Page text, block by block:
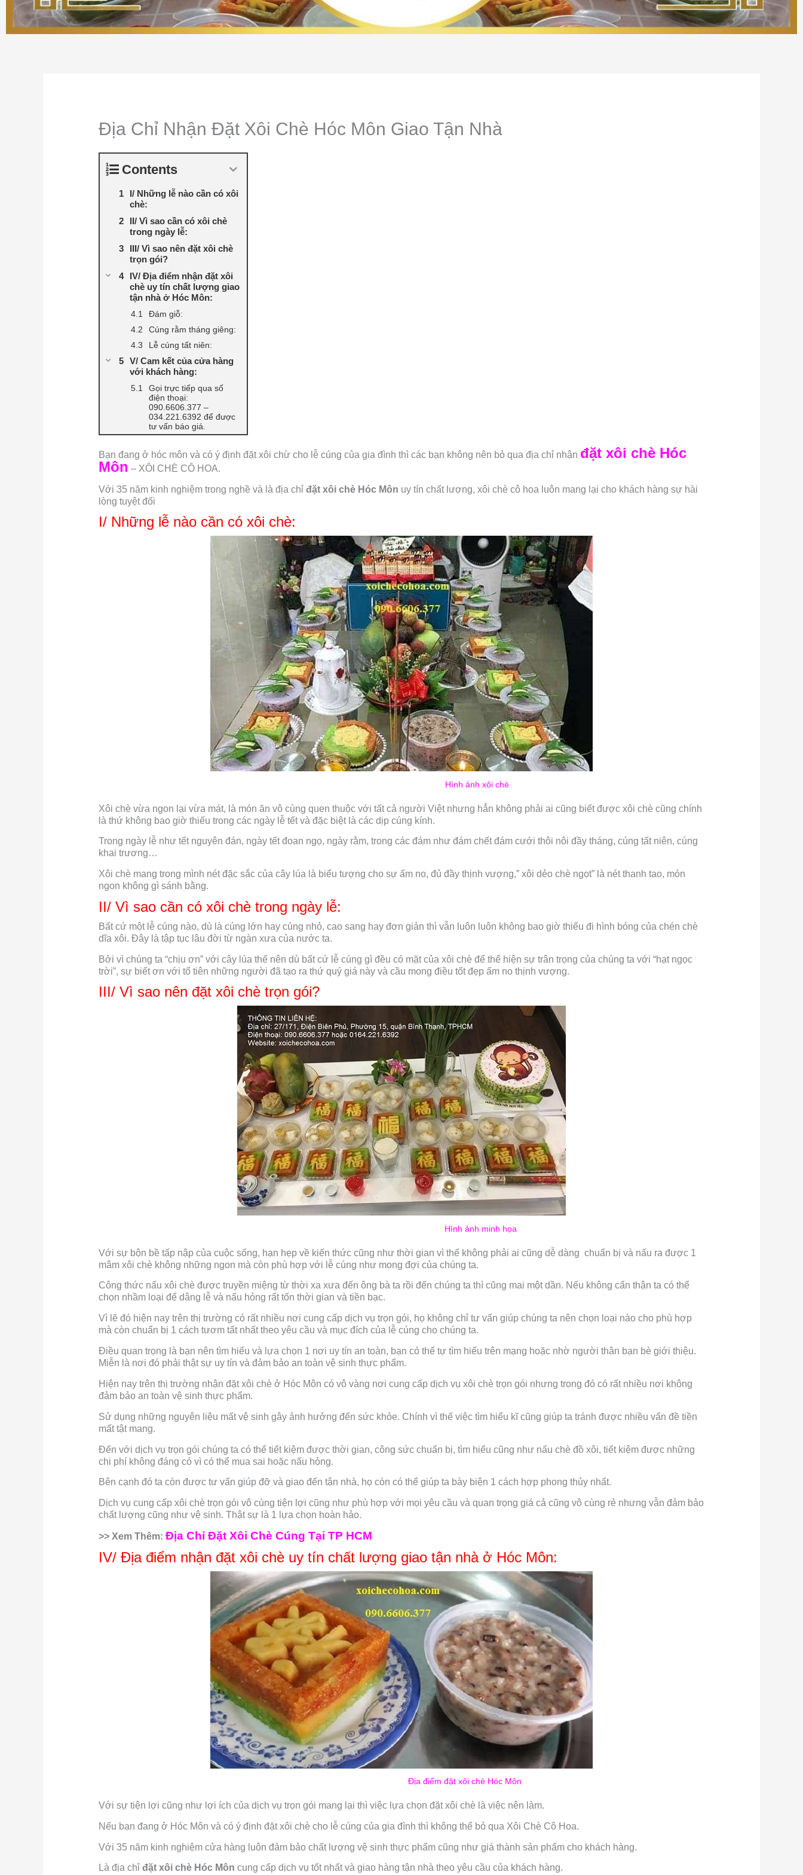
Địa Chỉ Nhận Đặt Xôi Chè Hóc Môn Giao Tận Nhà
Contents
I/ Những lễ nào cần có xôi
chè:
II/ Vì sao cần có xôi chè
trong ngày lễ:
III/ Vì sao nên đặt xôi chè
trọn gói?
IV/ Địa điểm nhận đặt xôi
chè uy tín chất lượng giao
tận nhà ở Hóc Môn:
Đám giỗ:
Cúng rằm tháng giêng:
Lễ cúng tất niên:
V/ Cam kết của cửa hàng
với khách hàng:
Gọi trực tiếp qua số
điện thoại:
090.6606.377 –
034.221.6392 để được
tư vấn báo giá.
Bạn đang ở hóc môn và có ý định đặt xôi chừ cho lễ cúng của gia đình thì các bạn không nên bỏ qua địa chỉ nhận đặt xôi chè Hóc
Môn – XÔI CHÈ CÔ HOA.
Với 35 năm kinh nghiệm trong nghề và là địa chỉđặt xôi chè Hóc Môn uy tín chất lượng, xôi chè cô hoa luôn mang lại cho khách hàng sự hài
lòng tuyệt đối
I/ Những lễ nào cần có xôi chè:
Hình ảnh xôi chè
Xôi chè vừa ngon lại vừa mát, là món ăn vô cùng quen thuộc với tất cả người Việt nhưng hẳn không phải ai cũng biết được xôi chè cũng chính
là thứ không bao giờ thiếu trong các ngày lễ tết và đặc biệt là các dịp cúng kính.
Trong ngày lễ như tết nguyên đán, ngày tết đoan ngọ, ngày rằm, trong các đám như đám chết đám cưới thôi nôi đầy tháng, cúng tất niên, cúng
khai trương…
Xôi chè mang trong mình nét đặc sắc của cây lúa là biểu tượng cho sự ấm no, đủ đầy thịnh vượng,” xôi dẻo chè ngọt” là nét thanh tao, món
ngon không gì sánh bằng.
II/ Vì sao cần có xôi chè trong ngày lễ:
Bất cứ một lễ cúng nào, dù là cúng lớn hay cúng nhỏ, cao sang hay đơn giản thì vẫn luôn luôn không bao giờ thiếu đi hình bóng của chén chè
dĩa xôi. Đây là tập tục lâu đời từ ngàn xưa của nước ta.
Bởi vì chúng ta “chịu ơn” với cây lúa thế nên dù bất cứ lễ cúng gì đều có mặt của xôi chè để thể hiện sự trân trọng của chúng ta với “hạt ngọc
trời”, sự biết ơn với tổ tiên những người đã tạo ra thứ quý giá này và cầu mong điều tốt đẹp ấm no thịnh vượng.
III/ Vì sao nên đặt xôi chè trọn gói?
Hình ảnh minh họa
Với sự bộn bề tấp nập của cuộc sống, hạn hẹp về kiến thức cũng như thời gian vì thế không phải ai cũng dễ dàng chuẩn bị và nấu ra được 1
mâm xôi chè không những ngon mà còn phù hợp với lễ cúng như mong đợi của chúng ta.
Công thức nấu xôi chè được truyền miệng từ thời xa xưa đến ông bà ta rồi đến chúng ta thì cũng mai một dần. Nếu không cẩn thận ta có thể
chọn nhầm loại để dâng lễ và nấu hỏng rất tốn thời gian và tiền bạc.
Vì lẽ đó hiện nay trên thị trường có rất nhiều nơi cung cấp dịch vụ trọn gói, họ không chỉ tư vấn giúp chúng ta nên chọn loại nào cho phù hợp
mà còn chuẩn bị 1 cách tươm tất nhất theo yêu cầu và mục đích của lễ cúng cho chúng ta.
Điều quan trọng là bạn nên tìm hiểu và lựa chọn 1 nơi uy tín an toàn, bạn có thể tự tìm hiểu trên mạng hoặc nhờ người thân bạn bè giới thiệu.
Miễn là nơi đó phải thật sự uy tín và đảm bảo an toàn vệ sinh thực phẩm.
Hiện nay trên thị trường nhận đặt xôi chè ở Hóc Môn có vô vàng nơi cung cấp dịch vụ xôi chè trọn gói nhưng trong đó có rất nhiều nơi không
đảm bảo an toàn vệ sinh thực phẩm.
Sử dụng những nguyên liệu mất vệ sinh gây ảnh hưởng đến sức khỏe. Chính vì thế việc tìm hiểu kĩ cũng giúp ta tránh được nhiều vấn đề tiền
mất tật mang.
Đến với dịch vụ trọn gói chúng ta có thể tiết kiệm được thời gian, công sức chuẩn bị, tìm hiểu cũng như nấu chè đồ xôi, tiết kiệm được những
chi phí không đáng có vì có thể mua sai hoặc nấu hỏng.
Bên cạnh đó ta còn được tư vấn giúp đỡ và giao đến tận nhà, họ còn có thể giúp ta bày biện 1 cách hợp phong thủy nhất.
Dịch vụ cung cấp xôi chè trọn gói vô cùng tiện lợi cũng như phù hợp với mọi yêu cầu và quan trọng giá cả cũng vô cùng rẻ nhưng vẫn đảm bảo
chất lượng cũng như vệ sinh. Thật sự là 1 lựa chọn hoàn hảo.
>> Xem Thêm:Địa Chỉ Đặt Xôi Chè Cúng Tại TP HCM
IV/ Địa điểm nhận đặt xôi chè uy tín chất lượng giao tận nhà ở Hóc Môn:
Địa điểm đặt xôi chè Hóc Môn
Với sự tiện lợi cũng như lợi ích của dịch vụ trọn gói mang lại thì việc lựa chọn đặt xôi chè là việc nên làm.
Nếu bạn đang ở Hóc Môn và có ý định đặt xôi chè cho lễ cúng của gia đình thì không thể bỏ qua Xôi Chè Cô Hoa.
Với 35 năm kinh nghiệm cửa hàng luôn đảm bảo chất lượng vệ sinh thực phẩm cũng như giá thành sản phẩm cho khách hàng.
Là địa chỉđặt xôi chè Hóc Môn cung cấp dịch vụ tốt nhất và giao hàng tận nhà theo yêu cầu của khách hàng.